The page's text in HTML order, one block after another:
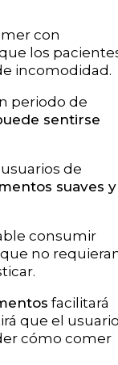
con
los
incomodidad.
periodo de
sentirse
de
suaves y
consumir
no
facilitará
que el
cómo comer